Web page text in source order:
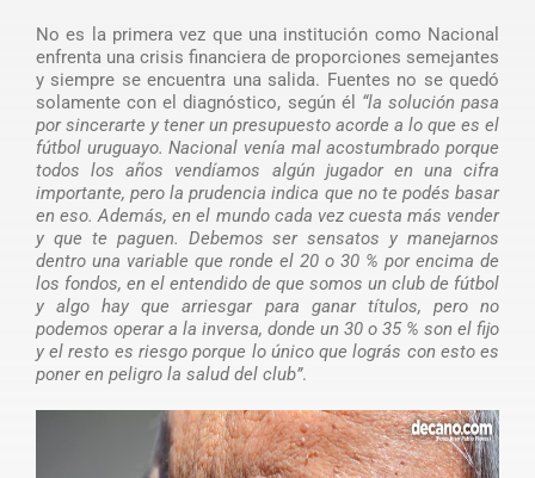
No es la primera vez que una institución como Nacional
enfrenta una crisis financiera de proporciones semejantes
y siempre se encuentra una salida. Fuentes no se quedó
solamente con el diagnóstico, según él “la solución pasa
por sincerarte y tener un presupuesto acorde a lo que es el
fútbol uruguayo. Nacional venía mal acostumbrado porque
todos los años vendíamos algún jugador en una cifra
importante, pero la prudencia indica que no te podés basar
en eso. Además, en el mundo cada vez cuesta más vender
y que te paguen. Debemos ser sensatos y manejarnos
dentro una variable que ronde el 20 o 30 % por encima de
los fondos, en el entendido de que somos un club de fútbol
y algo hay que arriesgar para ganar títulos, pero no
podemos operar a la inversa, donde un 30 o 35 % son el fijo
y el resto es riesgo porque lo único que lográs con esto es
poner en peligro la salud del club”.